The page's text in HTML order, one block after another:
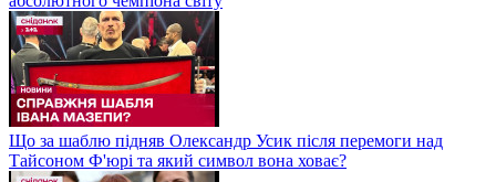
Що за шаблю підняв Олександр Усик після перемоги над
Тайсоном Ф'юрі та який символ вона ховає?